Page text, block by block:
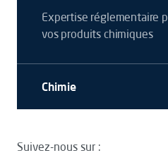
Expertise réglementaire
vos produits chimiques
Chimie
Suivez-nous sur :